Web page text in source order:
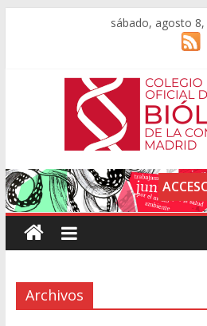
sábado, agosto 8,
Archivos